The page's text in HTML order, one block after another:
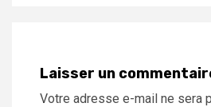
Laisser un
Votre adresse e-mail ne sera